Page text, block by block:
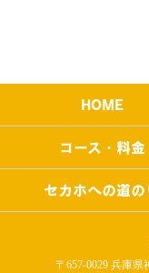
HOME
コース・料金
セカホへの道の
〒657-0029 兵庫